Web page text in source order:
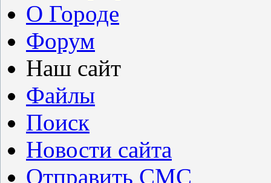
О Городе
Форум
Наш сайт
Файлы
Поиск
Новости сайта
Отправить СМС